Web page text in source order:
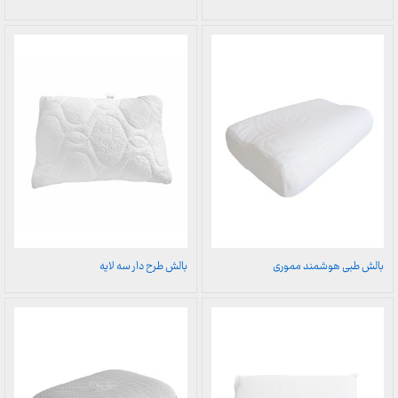
بالش طبی هوشمند مموری بالش طرح دار سه لایه